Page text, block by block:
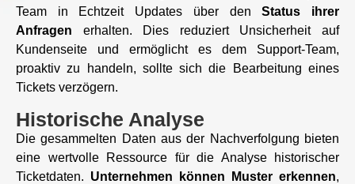
Team in Echtzeit Updates über denStatus ihrer
Anfragen erhalten. Dies reduziert Unsicherheit auf
Kundenseite und ermöglicht es dem Support-Team,
proaktiv zu handeln, sollte sich die Bearbeitung eines
Tickets verzögern.
Historische Analyse
Die gesammelten Daten aus der Nachverfolgung bieten
eine wertvolle Ressource für die Analyse historischer
Ticketdaten. Unternehmen können Muster erkennen,